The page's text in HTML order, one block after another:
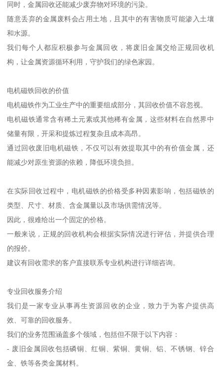
同时，金属回收还能减少废弃物对环境的污染。
随意丢弃的金属废料会占用土地，且其中的有害物质可能渗入土壤
和水源。
我们每个人都应积极参与金属回收，将废旧金属交给正规回收机
构，让金属资源循环利用，守护我们的绿色家园。
电机磁铁回收的价值
电机磁铁作为工业生产中的重要组成部分，其回收价值不容忽视。
电机磁铁通常含有稀土元素或其他稀有金属，这些材料在自然界中
储量有限，开采和提炼过程复杂且成本高昂。
通过回收废旧电机磁铁，不仅可以有效提取其中的有价值金属，还
能减少对原生资源的依赖，降低环境负担。
在实际回收过程中，电机磁铁的价格受多种因素影响，包括磁铁的
类型、尺寸、材质、含金属量以及市场供需情况等。
因此，很难给出一个固定的价格。
一般来说，正规的回收机构会根据实际情况进行评估，并提供合理
的报价。
建议有回收需求的客户直接联系专业机构进行详细咨询。
专业回收服务介绍
我们是一家专业从事再生资源回收的企业，致力于为客户提供高
效、可靠的回收服务。
我们的业务范围涵盖多个领域，包括但不限于以下内容：
- 废旧金属回收包括磷铜、红铜、紫铜、黄铜、铝、不锈钢、锌合
金、铁等各类金属材料。